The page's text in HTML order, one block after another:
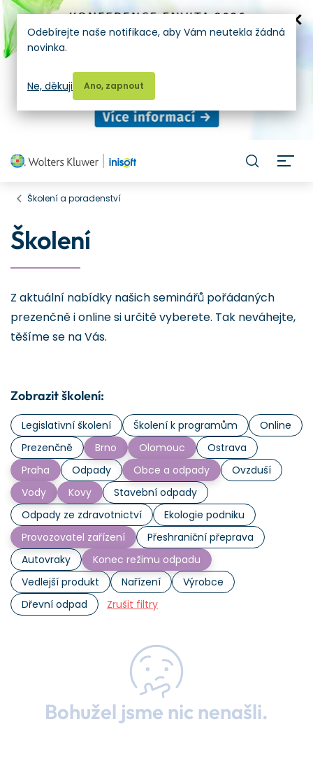
Školení a poradenství
Školení
Z aktuální nabídky našich seminářů pořádaných
prezenčně i online si určitě vyberete. Tak neváhejte,
těšíme se na Vás.
Zobrazit školení:
Legislativní školení Školení k programům
Online
Prezenčně
Brno Olomouc
Ostrava
Praha
Odpady Obce a odpady
Ovzduší
Vody
Kovy
Stavební odpady
Odpady ze zdravotnictví
Ekologie podniku
Provozovatel zařízení
Přeshraniční přeprava
Autovraky
Konec režimu odpadu
Vedlejší produkt
Nařízení
Výrobce
Dřevní odpad
Zrušit filtry
Bohužel jsme nic nenašli.
Odebírejte naše notifikace, aby Vám neutekla žádná
novinka.
Ano, zapnout
Ne, děkuji